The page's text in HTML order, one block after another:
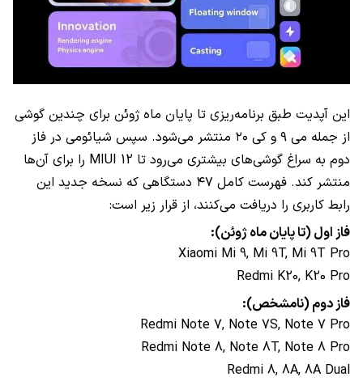
این آپدیت طبق برنامه‌ریزی تا پایان ماه ژوئن برای چندین گوشی
از جمله می ۹ و کی ۲۰ منتشر می‌شود. سپس شیائومی در فاز
دوم به سراغ گوشی‌های بیشتری می‌رود تا MIUI 12 را برای آن‌ها
منتشر کند. فهرست کامل ۴۷ دستگاهی که نسخه جدید این
رابط کاربری را دریافت می‌کنند، از قرار زیر است:
فاز اول (تا پایان ماه ژوئن):
Xiaomi Mi 9, Mi 9T, Mi 9T Pro
Redmi K20, K20 Pro
فاز دوم (نامشخص):
Redmi Note 7, Note 7S, Note 7 Pro
Redmi Note 8, Note 8T, Note 8 Pro
Redmi 8, 8A, 8A Dual